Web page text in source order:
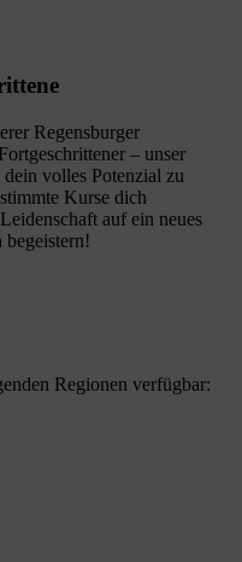
Regensburger
– unser
volles Potenzial zu
Kurse dich
auf ein neues
begeistern!
Regionen verfügbar: